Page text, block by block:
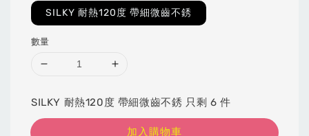
SILKY 耐熱120度 帶細微齒不銹
數量
SILKY 耐熱120度 帶細微齒不銹 只剩 6 件
加入購物車